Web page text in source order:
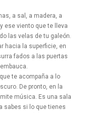
a sal, a madera, a
ese viento que te lleva
las velas de tu galeón.
hacia la superficie, en
fados a las puertas
te acompaña a lo
De pronto, en la
música. Es una sala
sabes si lo que tienes